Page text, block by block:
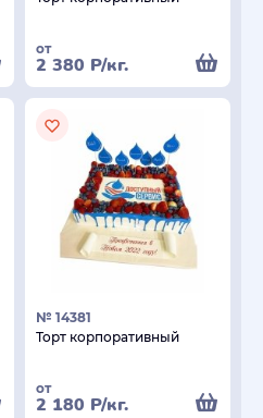
от
2 380 Р/кг.
№ 14381
Торт корпоративный
от
2 180 Р/кг.